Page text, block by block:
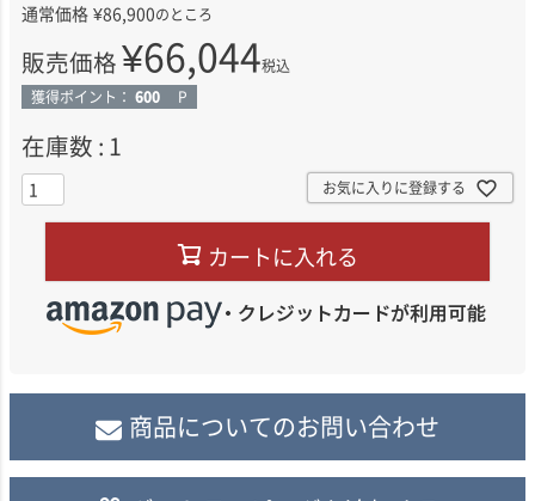
通常価格 ¥86,900のところ
販売価格¥66,044税込
獲得ポイント： 600 P
在庫数 1
お気に入りに登録する
カートに入れる
商品についてのお問い合わせ